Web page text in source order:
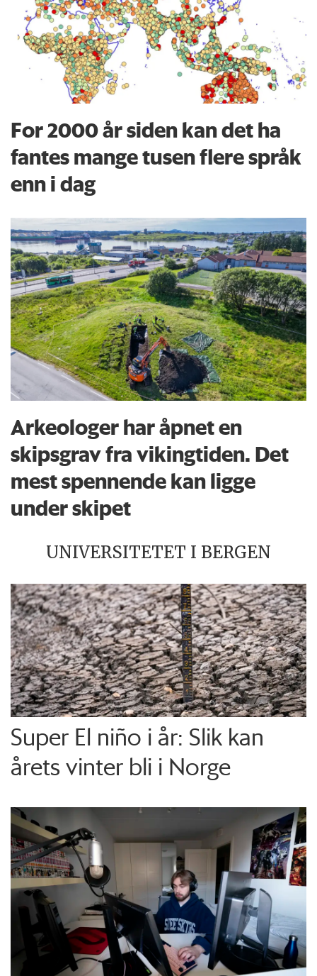
For 2000 år siden kan det ha
fantes mange tusen flere språk
enn i dag
Arkeologer har åpnet en
skipsgrav fra vikingtiden. Det
mest spennende kan ligge
under skipet
UNIVERSITETET I BERGEN
Super El niño i år: Slik kan
årets vinter bli i Norge